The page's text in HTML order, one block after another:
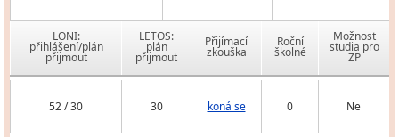
LONI:
přihlášení/plán
přijmout
LETOS:
plán
přijmout
Přijímací
zkouška
Roční
školné
Možnost
studia pro
ZP
52 / 30 30 koná se 0 Ne